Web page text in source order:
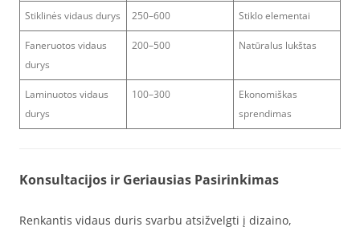
Stiklinės vidaus durys 250–600 Stiklo elementai
Faneruotos vidaus
durys
200–500 Natūralus lukštas
Laminuotos vidaus
durys
100–300
Ekonomiškas
sprendimas
Konsultacijos ir Geriausias Pasirinkimas
Renkantis vidaus duris svarbu atsižvelgti į dizaino,